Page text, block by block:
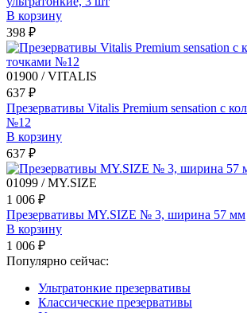
В корзину
398 ₽
01900 / VITALIS
637 ₽
Презервативы Vitalis Premium sensation с
№12
В корзину
637 ₽
01099 / MY.SIZE
1 006 ₽
Презервативы MY.SIZE № 3, ширина 57 мм
В корзину
1 006 ₽
Популярно сейчас:
Ультратонкие презервативы
Классические презервативы